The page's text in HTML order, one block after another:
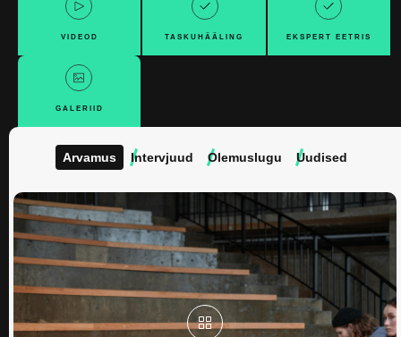
VIDEOD TASKUHÄÄLING EKSPERT EETRIS
GALERIID
Arvamus Intervjuud Olemuslugu Uudised